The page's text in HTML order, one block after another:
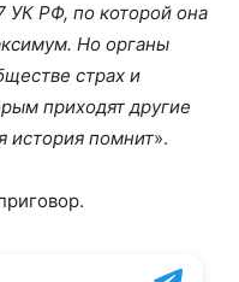
УК РФ, по которой она
Но органы
страх и
приходят другие
история помнит».